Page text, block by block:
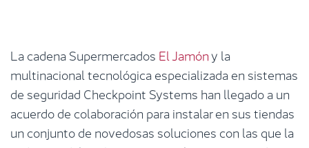
La cadena Supermercados El Jamóny la
multinacional tecnológica especializada en sistemas
de seguridad Checkpoint Systems han llegado a un
acuerdo de colaboración para instalar en sus tiendas
un conjunto de novedosas soluciones con las que la